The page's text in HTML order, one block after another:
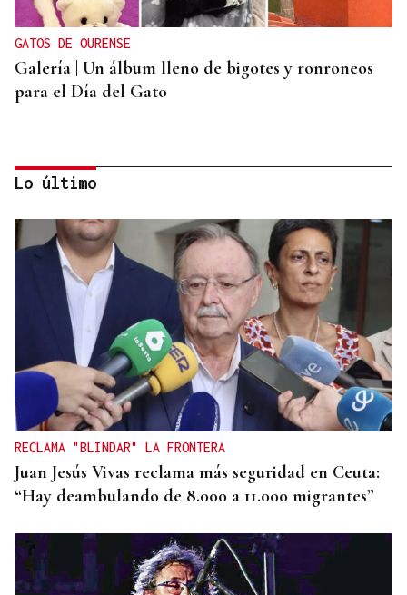
GATOS DE OURENSE
Galería | Un álbum lleno de bigotes y ronroneos
para el Día del Gato
PARA EL ARREGLO INTEGRAL
Oporto, el modelo a seguir para recuperar el
casco histórico de Ourense
Lo último
RECLAMA "BLINDAR" LA FRONTERA
Juan Jesús Vivas reclama más seguridad en Ceuta:
“Hay deambulando de 8.000 a 11.000 migrantes”